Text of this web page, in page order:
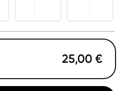
25,00 €